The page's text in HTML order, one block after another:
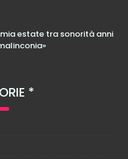
estate tra sonorità anni